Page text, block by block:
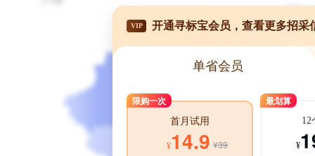
VIP 开通寻标宝会员，查看更多招采
单省会员
限购一次
首月试用
¥14.9 ¥39
最划算
12
¥